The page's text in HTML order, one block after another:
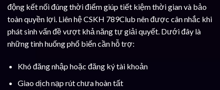
động kết nối đúng thời điểm giúp tiết kiệm thời gian và bảo
toàn quyền lợi. Liên hệ CSKH 789Club nên được cân nhắc khi
phát sinh vấn đề vượt khả năng tự giải quyết. Dưới đây là
những tình huống phổ biến cần hỗ trợ:
Khó đăng nhập hoặc đăng ký tài khoản
Giao dịch nạp rút chưa hoàn tất